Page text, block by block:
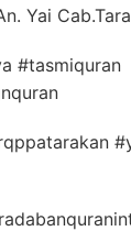
Yai
#tasmiquran